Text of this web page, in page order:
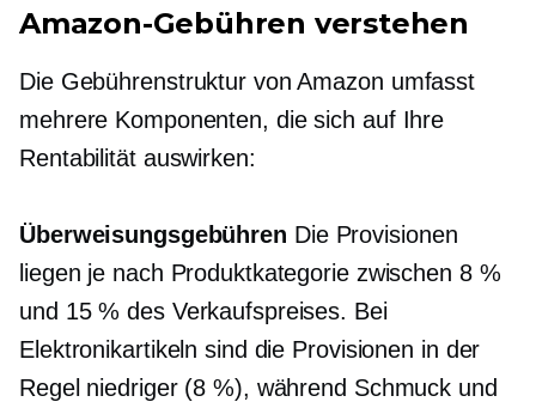
Amazon-Gebühren verstehen
Die Gebührenstruktur von Amazon umfasst
mehrere Komponenten, die sich auf Ihre
Rentabilität auswirken:
Überweisungsgebühren Die Provisionen
liegen je nach Produktkategorie zwischen 8 %
und 15 % des Verkaufspreises. Bei
Elektronikartikeln sind die Provisionen in der
Regel niedriger (8 %), während Schmuck und